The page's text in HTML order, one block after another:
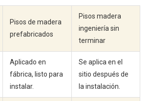
Pisos de madera
prefabricados
Pisos madera
ingeniería sin
terminar
Aplicado en
fábrica, listo para
instalar.
Se aplica en el
sitio después de
la instalación.